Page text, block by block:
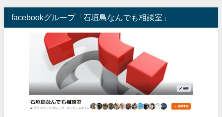
facebookグループ「石垣島なんでも相談室」